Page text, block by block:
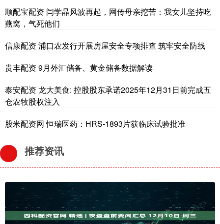
顺配宝配资 闫学晶风波再起，网传母亲挖苦：我女儿坚持吃
燕窝，气死他们
信康配资 浦口农发行开展房屋安全专项排查 筑牢安全防线
贵丰配资 9月外汇储备、黄金储备数据解读
泰安配资 龙大美食: 控股股东承诺2025年12月31日前完成五
仓农牧股权注入
股米配资网 恒瑞医药：HRS-1893片获临床试验批准
推荐资讯